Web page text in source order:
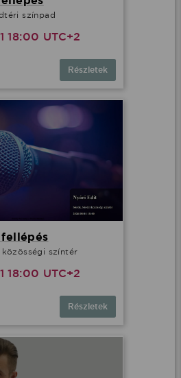
színpad
18:00 UTC+2
Részletek
színtér
18:00 UTC+2
Részletek